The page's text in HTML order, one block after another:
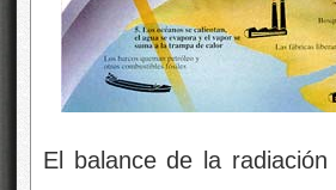
El balance de la